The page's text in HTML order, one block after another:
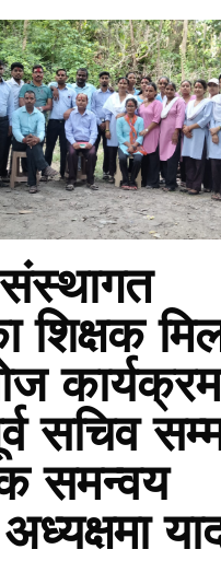
शिक्षक
कार्यक्रम
सचिव
समन्वय